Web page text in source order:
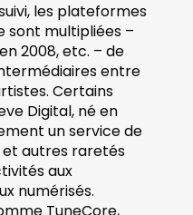
les plateformes
sont multipliées –
2008, etc. – de
entre
Certains
Digital, né en
un service de
et autres raretés
aux
numérisés.